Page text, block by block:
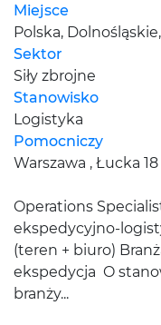
Miejsce
Polska,
Sektor
Siły zbrojne
Stanowisko
Logistyka
Pomocniczy
Warszawa , Łucka
Operations
(teren + biuro)
ekspedycja O
branży...